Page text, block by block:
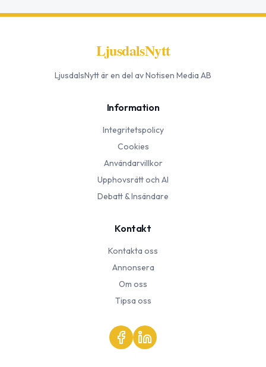
LjusdalsNytt
LjusdalsNyttär en del av Notisen Media AB
Information
Integritetspolicy
Cookies
Användarvillkor
Upphovsrätt och AI
Debatt & Insändare
Kontakt
Kontakta oss
Annonsera
Om oss
Tipsa oss